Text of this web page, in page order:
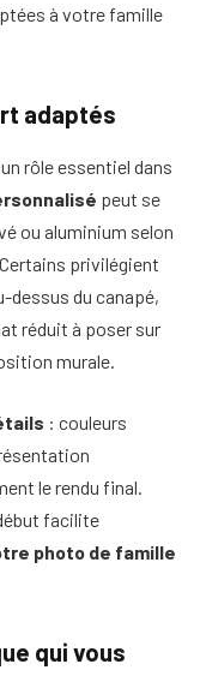
à votre famille
adaptés
rôle essentiel dans
peut se
ou aluminium selon
privilégient
dessus du canapé,
réduit à poser sur
murale.
: couleurs
le rendu final.
facilite
photo de famille
qui vous